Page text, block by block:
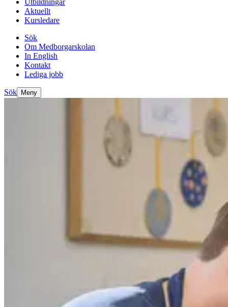
Utbildningar
Aktuellt
Kursledare
Sök
Om Medborgarskolan
In English
Kontakt
Lediga jobb
Sök Meny